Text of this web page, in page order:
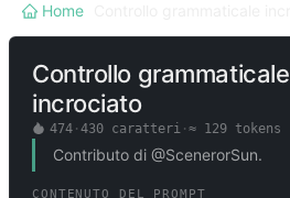
Home
Controllo grammaticale
incrociato
474· 430 caratteri· ≈ 129tokens
Contributo di @ScenerorSun.
CONTENUTO DEL PROMPT